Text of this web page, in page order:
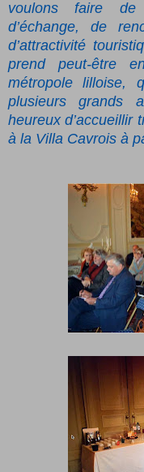
voulons faire
d’échange, de
d’attractivité
prend peut-être
métropole lilloise,
plusieurs grands
heureux d’accueillir
à la Villa Cavrois à